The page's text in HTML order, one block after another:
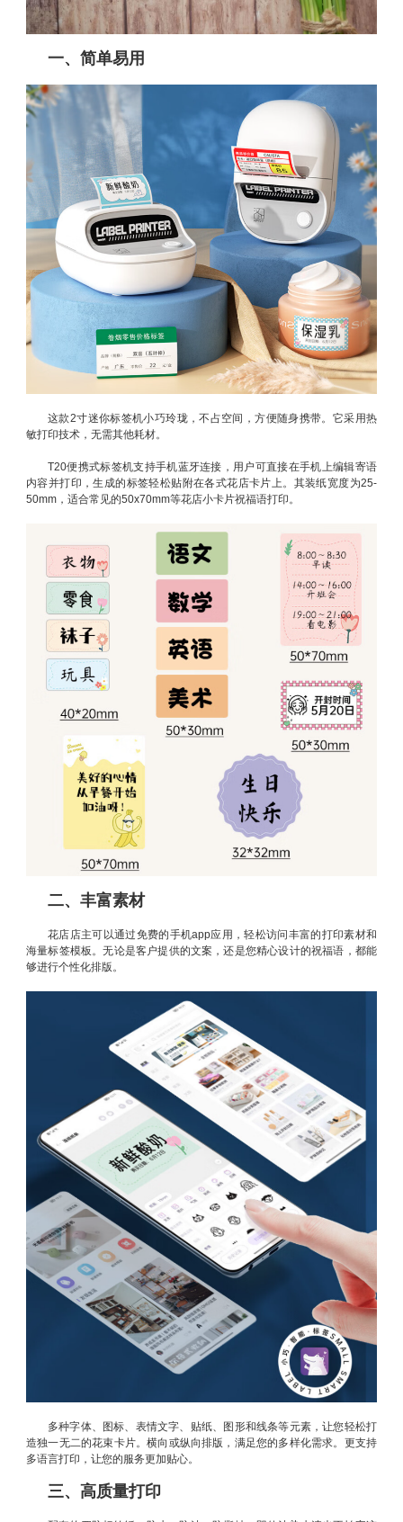
一、简单易用
这款2寸迷你标签机小巧玲珑，不占空间，方便随身携带。它采用热
敏打印技术，无需其他耗材。
T20便携式标签机支持手机蓝牙连接，用户可直接在手机上编辑寄语
内容并打印，生成的标签轻松贴附在各式花店卡片上。其装纸宽度为25-
50mm，适合常见的50x70mm等花店小卡片祝福语打印。
二、丰富素材
花店店主可以通过免费的手机app应用，轻松访问丰富的打印素材和
海量标签模板。无论是客户提供的文案，还是您精心设计的祝福语，都能
够进行个性化排版。
多种字体、图标、表情文字、贴纸、图形和线条等元素，让您轻松打
造独一无二的花束卡片。横向或纵向排版，满足您的多样化需求。更支持
多语言打印，让您的服务更加贴心。
三、高质量打印